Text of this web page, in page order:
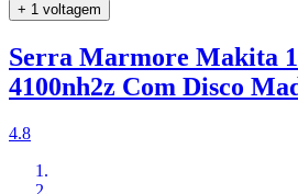
+ 1 voltagem
Serra Marmore Makita
4100nh2z Com Disco
4.8